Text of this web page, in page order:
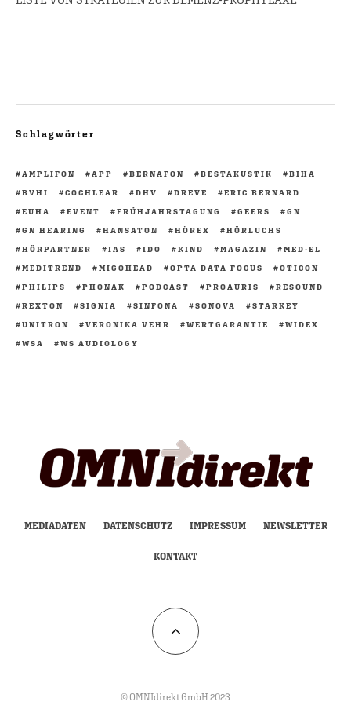
Schlagwörter
AMPLIFON APP BERNAFON BESTAKUSTIK
BIHA
BVHI
COCHLEAR DHV DREVE
ERIC BERNARD
EUHA
EVENT FRÜHJAHRSTAGUNG GEERS
GN
GN HEARING
HANSATON HÖREX
HÖRLUCHS
HÖRPARTNER
IAS IDO KIND MAGAZIN
MED-EL
MEDITREND
MIGOHEAD OPTA DATA FOCUS
OTICON
PHILIPS
PHONAK PODCAST PROAURIS
RESOUND
REXTON
SIGNIA SINFONA SONOVA
STARKEY
UNITRON
VERONIKA VEHR WERTGARANTIE
WIDEX
WSA
WS AUDIOLOGY
MEDIADATEN DATENSCHUTZ IMPRESSUM NEWSLETTER
KONTAKT
© OMNIdirekt GmbH 2023